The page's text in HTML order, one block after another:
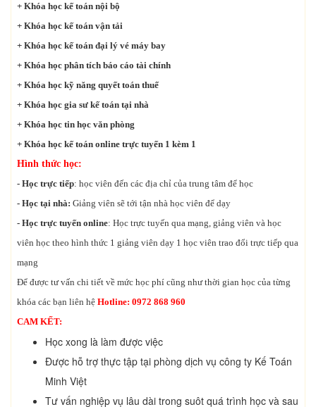
+ Khóa học kế toán nội bộ
+ Khóa học kế toán vận tải
+ Khóa học kế toán đại lý vé máy bay
+ Khóa học phân tích báo cáo tài chính
+ Khóa học kỹ năng quyết toán thuế
+ Khóa học gia sư kế toán tại nhà
+ Khóa học tin học văn phòng
+ Khóa học kế toán online trực tuyến 1 kèm 1
Hình thức học:
- Học trực tiếp: học viên đến các địa chỉ của trung tâm để học
- Học tại nhà: Giảng viên sẽ tới tận nhà học viên để dạy
- Học trực tuyến online: Học trực tuyến qua mạng, giảng viên và học
viên học theo hình thức 1 giảng viên dạy 1 học viên trao đổi trực tiếp qua
mạng
Để được tư vấn chi tiết về mức học phí cũng như thời gian học của từng
khóa các bạn liên hệ Hotline: 0972 868 960
CAM KẾT:
Học xong là làm được việc
Được hỗ trợ thực tập tại phòng dịch vụ công ty Kế Toán
Minh Việt
Tư vấn nghiệp vụ lâu dài trong suôt quá trình học và sau